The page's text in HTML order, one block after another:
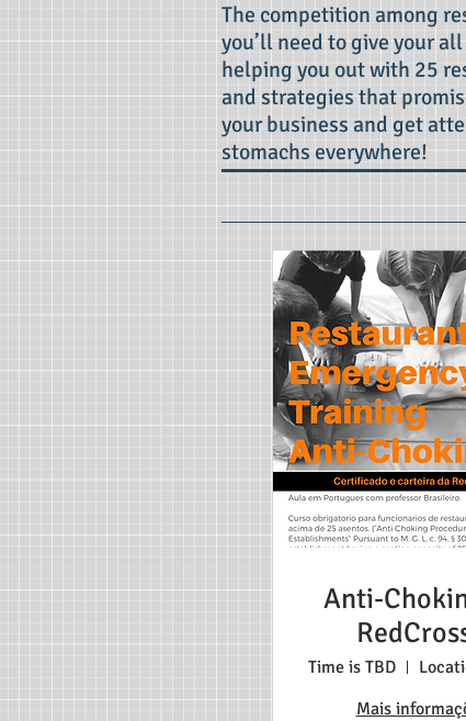
The competition among
you’ll need to give your
helping you out with 25
and strategies that
your business and get
stomachs everywhere!
Anti-
Time is TBD
Mais